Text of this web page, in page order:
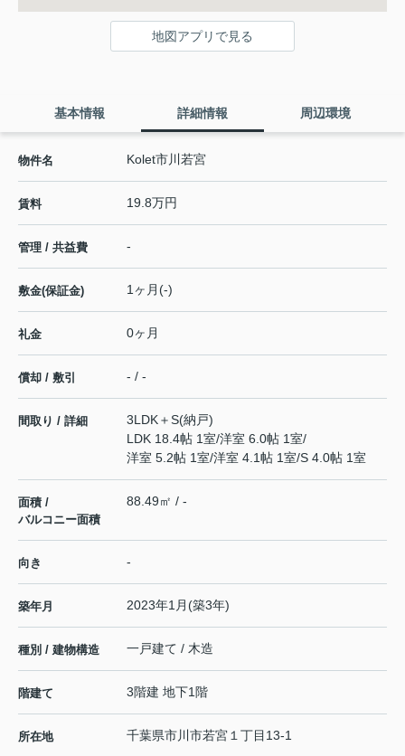
地図アプリで見る
基本情報 詳細情報 周辺環境
物件名 Kolet市川若宮
賃料 19.8万円
管理 / 共益費 -
敷金(保証金) 1ヶ月(-)
礼金 0ヶ月
償却 / 敷引 - / -
間取り / 詳細
3LDK＋S(納戸)
LDK 18.4帖 1室/洋室 6.0帖 1室/
洋室 5.2帖 1室/洋室 4.1帖 1室/S 4.0帖 1室
面積 /
バルコニー面積
88.49㎡ / -
向き -
築年月 2023年1月(築3年)
種別 / 建物構造 一戸建て / 木造
階建て 3階建 地下1階
所在地 千葉県市川市若宮 １丁目13-1